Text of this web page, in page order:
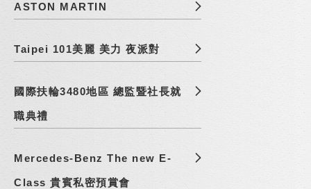
ASTON MARTIN
Taipei 101美麗 美力 夜派對
國際扶輪3480地區 總監暨社長就
職典禮
Mercedes-Benz The new E-
Class 貴賓私密預賞會